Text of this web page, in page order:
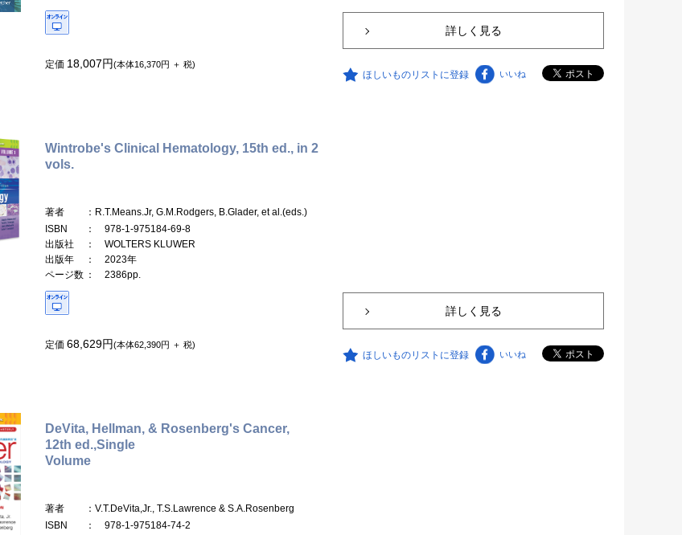
定価 18,007円(本体16,370円 ＋ 税)
詳しく見る
ほしいものリストに登録 いいね
Wintrobe's Clinical Hematology, 15th ed., in 2
vols.
著者
：R.T.Means.Jr, G.M.Rodgers, B.Glader, et al.(eds.)
ISBN
： 978-1-975184-69-8
出版社
： WOLTERS KLUWER
出版年
： 2023年
ページ数 ： 2386pp.
定価 68,629円(本体62,390円 ＋ 税)
詳しく見る
ほしいものリストに登録 いいね
DeVita, Hellman, & Rosenberg's Cancer,
12th ed.,Single
Volume
著者
：V.T.DeVita,Jr., T.S.Lawrence & S.A.Rosenberg
ISBN
： 978-1-975184-74-2